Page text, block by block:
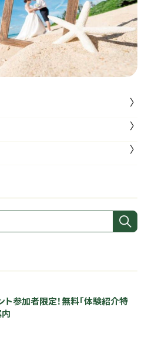
ト参加者限定！無料「体験紹介特
内